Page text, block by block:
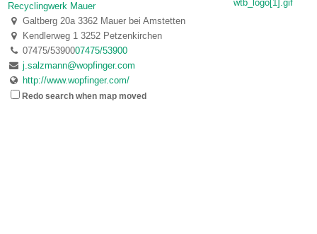
Recyclingwerk Mauer
Galtberg 20a 3362 Mauer bei Amstetten
Kendlerweg 1 3252 Petzenkirchen
07475/5390007475/53900
j.salzmann@wopfinger.com
http://www.wopfinger.com/
Redo search when map moved